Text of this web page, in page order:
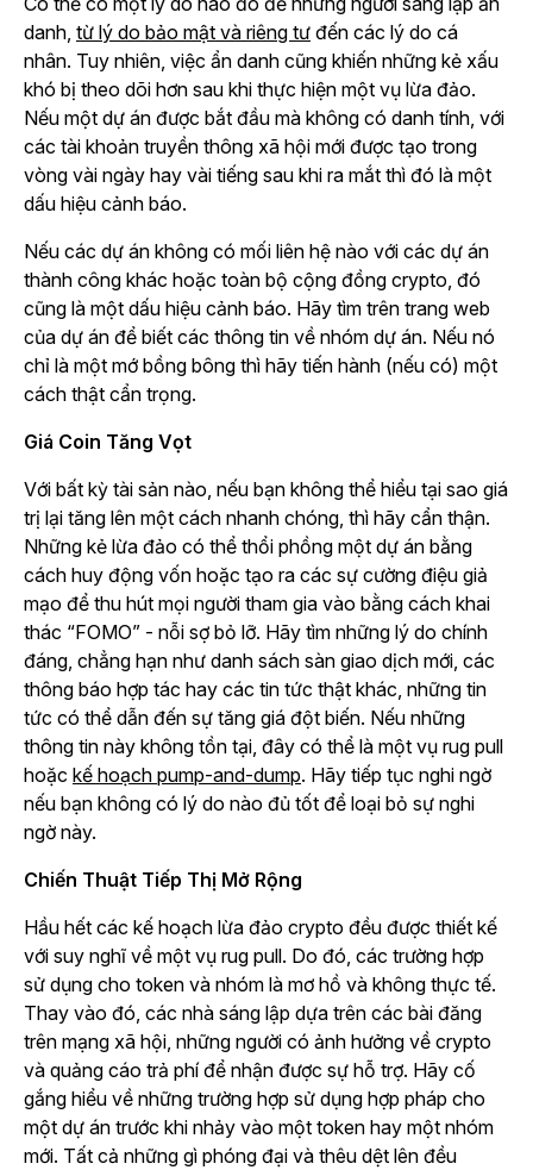
danh, từ lý do bảo mật và riêng tư đến các lý do cá
nhân. Tuy nhiên, việc ẩn danh cũng khiến những kẻ xấu
khó bị theo dõi hơn sau khi thực hiện một vụ lừa đảo.
Nếu một dự án được bắt đầu mà không có danh tính, với
các tài khoản truyền thông xã hội mới được tạo trong
vòng vài ngày hay vài tiếng sau khi ra mắt thì đó là một
dấu hiệu cảnh báo.
Nếu các dự án không có mối liên hệ nào với các dự án
thành công khác hoặc toàn bộ cộng đồng crypto, đó
cũng là một dấu hiệu cảnh báo. Hãy tìm trên trang web
của dự án để biết các thông tin về nhóm dự án. Nếu nó
chỉ là một mớ bồng bông thì hãy tiến hành (nếu có) một
cách thật cẩn trọng.
Giá Coin Tăng Vọt
Với bất kỳ tài sản nào, nếu bạn không thể hiểu tại sao giá
trị lại tăng lên một cách nhanh chóng, thì hãy cẩn thận.
Những kẻ lừa đảo có thể thổi phồng một dự án bằng
cách huy động vốn hoặc tạo ra các sự cường điệu giả
mạo để thu hút mọi người tham gia vào bằng cách khai
thác “FOMO” - nỗi sợ bỏ lỡ. Hãy tìm những lý do chính
đáng, chẳng hạn như danh sách sàn giao dịch mới, các
thông báo hợp tác hay các tin tức thật khác, những tin
tức có thể dẫn đến sự tăng giá đột biến. Nếu những
thông tin này không tồn tại, đây có thể là một vụ rug pull
hoặc kế hoạch pump-and-dump. Hãy tiếp tục nghi ngờ
nếu bạn không có lý do nào đủ tốt để loại bỏ sự nghi
ngờ này.
Chiến Thuật Tiếp Thị Mở Rộng
Hầu hết các kế hoạch lừa đảo crypto đều được thiết kế
với suy nghĩ về một vụ rug pull. Do đó, các trường hợp
sử dụng cho token và nhóm là mơ hồ và không thực tế.
Thay vào đó, các nhà sáng lập dựa trên các bài đăng
trên mạng xã hội, những người có ảnh hưởng về crypto
và quảng cáo trả phí để nhận được sự hỗ trợ. Hãy cố
gắng hiểu về những trường hợp sử dụng hợp pháp cho
một dự án trước khi nhảy vào một token hay một nhóm
mới. Tất cả những gì phóng đại và thêu dệt lên đều